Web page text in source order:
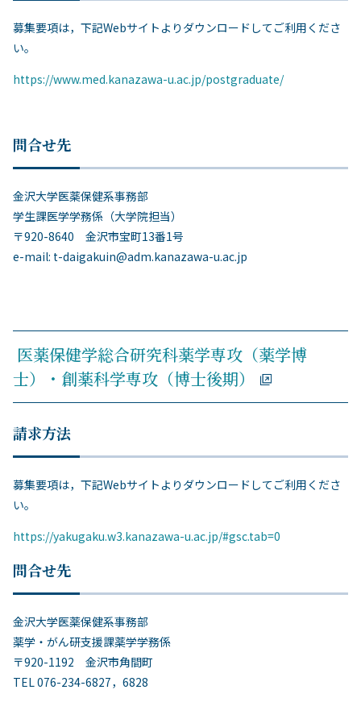
募集要項は，下記Webサイトよりダウンロードしてご利用くださ
い。
https://www.med.kanazawa-u.ac.jp/postgraduate/
問合せ先
金沢大学医薬保健系事務部
学生課医学学務係（大学院担当）
〒920-8640 金沢市宝町13番1号
e-mail: t-daigakuin@adm.kanazawa-u.ac.jp
医薬保健学総合研究科薬学専攻（薬学博
士）・創薬科学専攻（博士後期）
請求方法
募集要項は，下記Webサイトよりダウンロードしてご利用くださ
い。
https://yakugaku.w3.kanazawa-u.ac.jp/#gsc.tab=0
問合せ先
金沢大学医薬保健系事務部
薬学・がん研支援課薬学学務係
〒920-1192 金沢市角間町
TEL 076-234-6827，6828